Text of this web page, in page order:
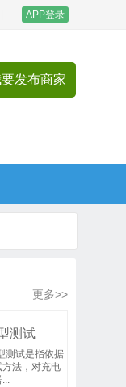
APP登录
发布商家
更多>>
测试
测试是指依据
法，对充电
...